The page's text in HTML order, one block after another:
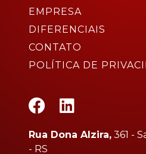
EMPRESA
DIFERENCIAIS
CONTATO
POLÍTICA DE
Rua Dona Alzira, 361 -
- RS